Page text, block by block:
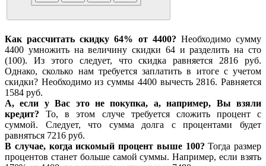
Как рассчитать скидку 64% от 4400? Необходимо сумму
4400 умножить на величину скидки 64 и разделить на сто
(100). Из этого следует, что скидка равняется 2816 руб.
Однако, сколько нам требуется заплатить в итоге с учетом
скидки? Необходимо из суммы 4400 вычесть 2816. Равняется
1584 руб.
А, если у Вас это не покупка, а, например, Вы взяли
кредит? То, в этом случе требуется сложить процент с
суммой. Следует, что сумма долга с процентами будет
равняться 7216 руб.
В случае, когда искомый процент выше 100? Тогда размер
процентов станет больше самой суммы. Например, если взять